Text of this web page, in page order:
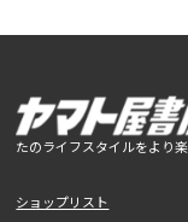
たのライフスタイルをより
ショップリスト